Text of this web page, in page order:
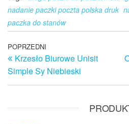
nadanie paczki poczta polska druk
paczka do stanów
Nawigacja
wpisu
Poprzedni
wpis
POPRZEDNI
Krzesło Biurowe Unisit
Simple Sy Niebieski